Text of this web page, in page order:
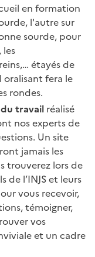
en formation
l'autre sur
sourde, pour
les
étayés de
oralisant fera le
rondes.
travail réalisé
nos experts de
Un site
jamais les
trouverez lors de
de l’INJS et leurs
vous recevoir,
témoigner,
vos
et un cadre